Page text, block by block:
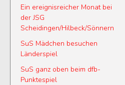
Ein ereignisreicher Monat bei
der JSG
Scheidingen/Hilbeck/Sönnern
SuS Mädchen besuchen
Länderspiel
SuS ganz oben beim dfb-
Punktespiel